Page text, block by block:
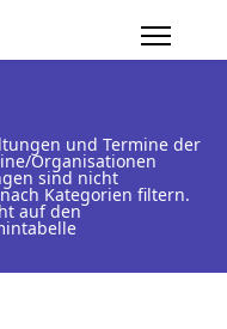
und Termine der
Organisationen
sind nicht
Kategorien filtern.
auf den